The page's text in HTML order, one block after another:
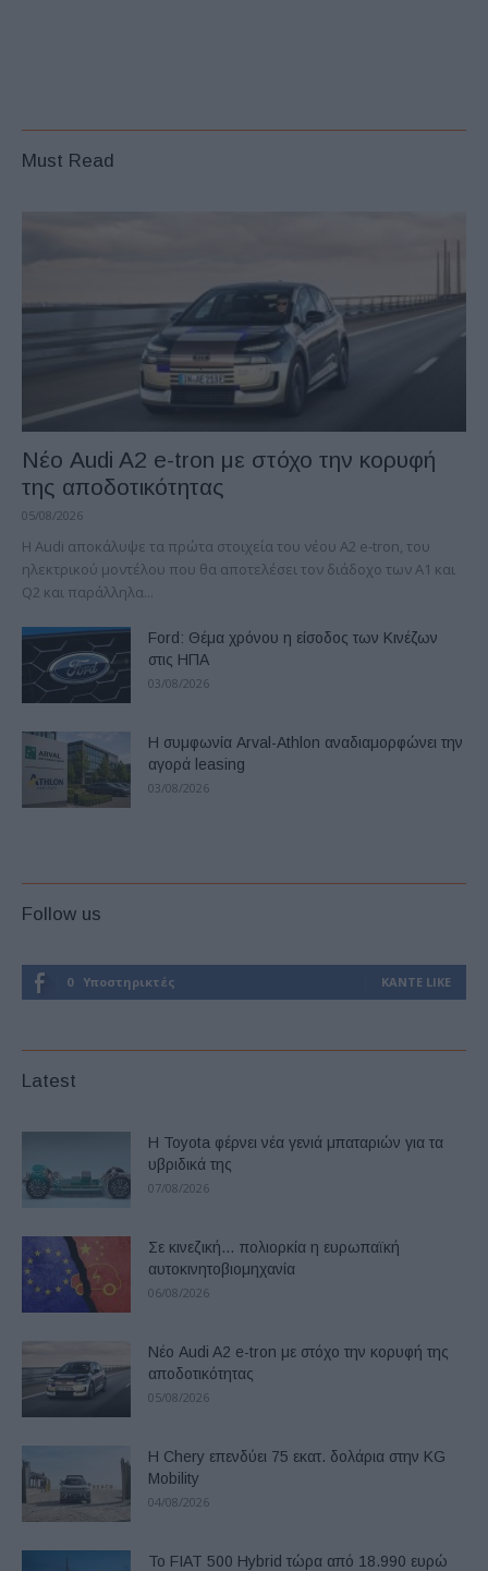
Must Read
Νέο Audi A2 e-tron με στόχο την κορυφή
της αποδοτικότητας
05/08/2026
Η Audi αποκάλυψε τα πρώτα στοιχεία του νέου A2 e-tron, του
ηλεκτρικού μοντέλου που θα αποτελέσει τον διάδοχο των A1 και
Q2 και παράλληλα...
Ford: Θέμα χρόνου η είσοδος των Κινέζων
στις ΗΠΑ
03/08/2026
Η συμφωνία Arval-Athlon αναδιαμορφώνει την
αγορά leasing
03/08/2026
Follow us
0 Υποστηρικτές ΚΆΝΤΕ LIKE
Latest
Η Toyota φέρνει νέα γενιά μπαταριών για τα
υβριδικά της
07/08/2026
Σε κινεζική… πολιορκία η ευρωπαϊκή
αυτοκινητοβιομηχανία
06/08/2026
Νέο Audi A2 e-tron με στόχο την κορυφή της
αποδοτικότητας
05/08/2026
Η Chery επενδύει 75 εκατ. δολάρια στην KG
Mobility
04/08/2026
Το FIAT 500 Hybrid τώρα από 18.990 ευρώ